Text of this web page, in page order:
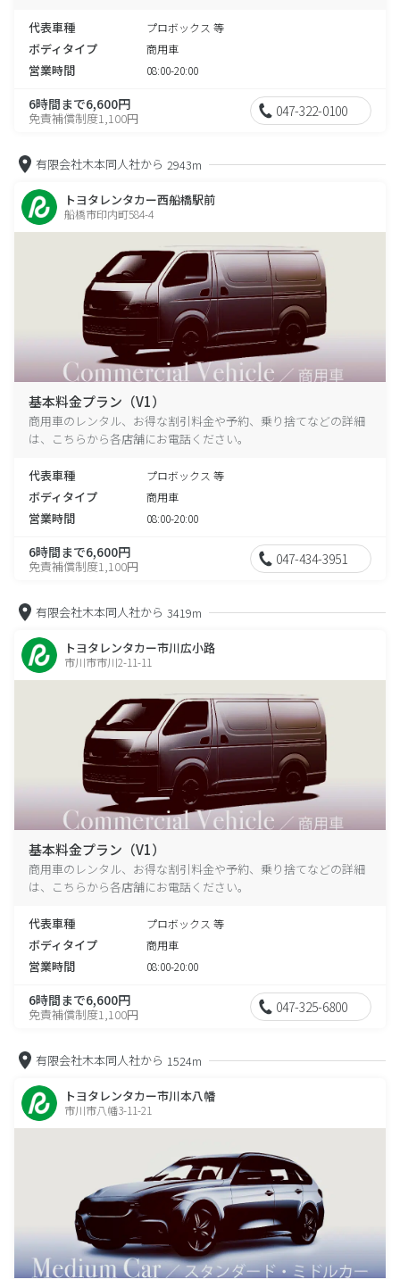
代表車種 プロボックス 等
ボディタイプ 商用車
営業時間 08:00-20:00
6時間まで6,600円
免責補償制度1,100円 047-322-0100
有限会社木本同人社から 2943m
トヨタレンタカー西船橋駅前
船橋市印内町584-4
基本料金プラン（V1）
商用車のレンタル、お得な割引料金や予約、乗り捨てなどの詳細
は、こちらから各店舗にお電話ください。
代表車種 プロボックス 等
ボディタイプ 商用車
営業時間 08:00-20:00
6時間まで6,600円
免責補償制度1,100円 047-434-3951
有限会社木本同人社から 3419m
トヨタレンタカー市川広小路
市川市市川2-11-11
基本料金プラン（V1）
商用車のレンタル、お得な割引料金や予約、乗り捨てなどの詳細
は、こちらから各店舗にお電話ください。
代表車種 プロボックス 等
ボディタイプ 商用車
営業時間 08:00-20:00
6時間まで6,600円
免責補償制度1,100円 047-325-6800
有限会社木本同人社から 1524m
トヨタレンタカー市川本八幡
市川市八幡3-11-21